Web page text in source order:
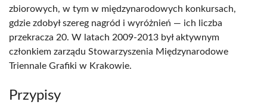
zbiorowych, w tym w międzynarodowych konkursach,
gdzie zdobył szereg nagród i wyróżnień — ich liczba
przekracza 20. W latach 2009-2013 był aktywnym
członkiem zarządu Stowarzyszenia Międzynarodowe
Triennale Grafiki w Krakowie.
Przypisy